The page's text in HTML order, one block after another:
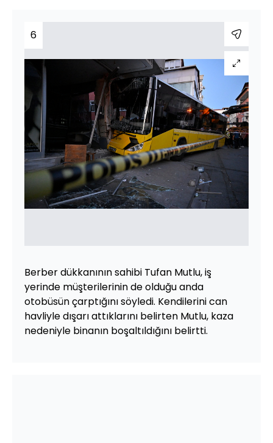
6
Berber dükkanının sahibi Tufan Mutlu, iş
yerinde müşterilerinin de olduğu anda
otobüsün çarptığını söyledi. Kendilerini can
havliyle dışarı attıklarını belirten Mutlu, kaza
nedeniyle binanın boşaltıldığını belirtti.